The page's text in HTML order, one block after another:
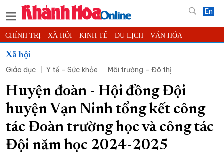
En
CHÍNH TRỊ XÃ HỘI KINH TẾ DU LỊCH VĂN HÓA
THỂ THAO
KHOA HỌC - CÔNG NGHỆ PHÁP LUẬT BẠN ĐỌC
THẾ GIỚI MULTIMEDIA VIDEO ĐỌC BÁO ONLINE
PODCAST THÔNG TIN - QUẢNG CÁO
QUY HOẠCH TỈNH KHÁNH HÒA
TRƯỜNG SA BIỂN ĐẢO QUÊ HƯƠNG
Xã hội
Giáo dục
Y tế - Sức khỏe Môi trường – Đô thị
Huyện đoàn - Hội đồng Đội
huyện Vạn Ninh tổng kết công
tác Đoàn trường học và công tác
Đội năm học 2024-2025